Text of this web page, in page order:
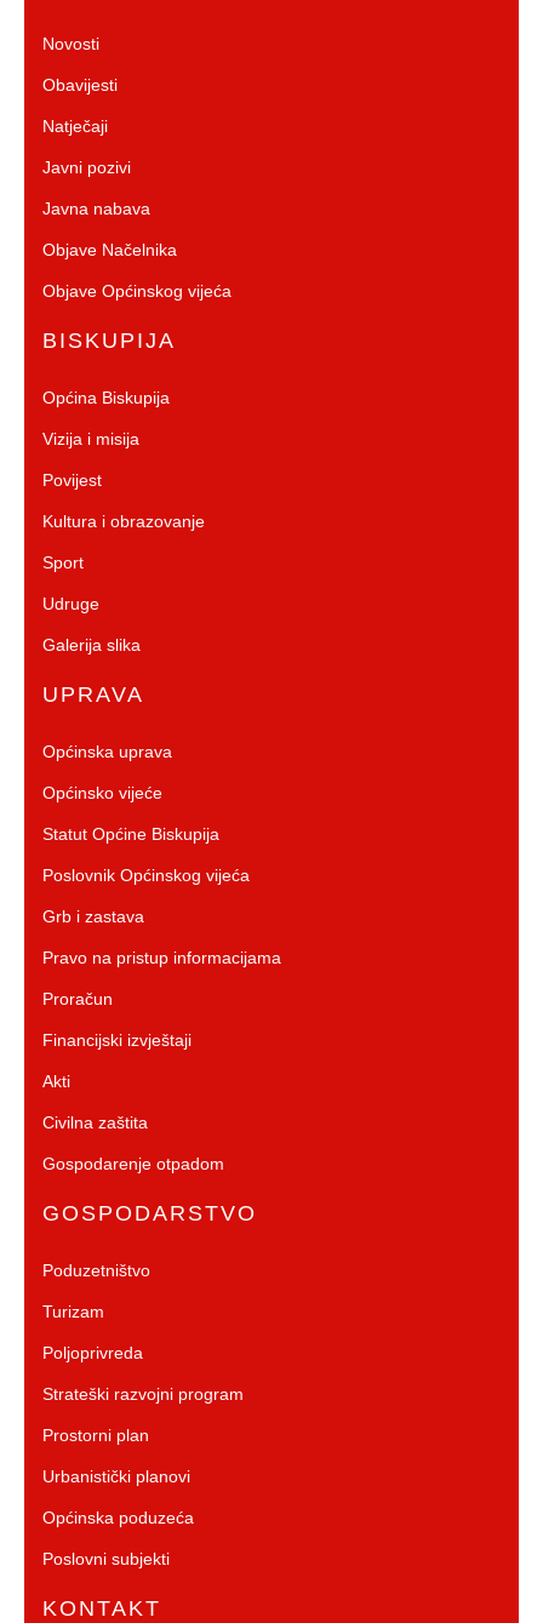
Novosti
Obavijesti
Natječaji
Javni pozivi
Javna nabava
Objave Načelnika
Objave Općinskog vijeća
BISKUPIJA
Općina Biskupija
Vizija i misija
Povijest
Kultura i obrazovanje
Sport
Udruge
Galerija slika
UPRAVA
Općinska uprava
Općinsko vijeće
Statut Općine Biskupija
Poslovnik Općinskog vijeća
Grb i zastava
Pravo na pristup informacijama
Proračun
Financijski izvještaji
Akti
Civilna zaštita
Gospodarenje otpadom
GOSPODARSTVO
Poduzetništvo
Turizam
Poljoprivreda
Strateški razvojni program
Prostorni plan
Urbanistički planovi
Općinska poduzeća
Poslovni subjekti
KONTAKT